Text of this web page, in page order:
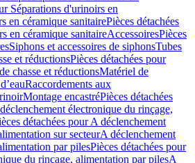
Séparations d'urinoirs en
en céramique sanitairePièces détachées
en céramique sanitaireAccessoiresPièces
Siphons et accessoires de siphonsTubes
et réductionsPièces détachées pour
chasse et réductionsMatériel de
Raccordements aux
Montage encastréPièces détachées
électronique du rinçage,
détachées pour A déclenchement
sur secteurA déclenchement
par pilesPièces détachées pour
du rinçage, alimentation par pilesA